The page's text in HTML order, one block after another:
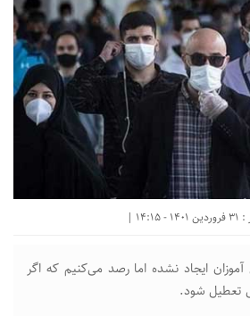
ایجاد نشده اما رصد می‌کنیم که اگر
تعطیل شود.